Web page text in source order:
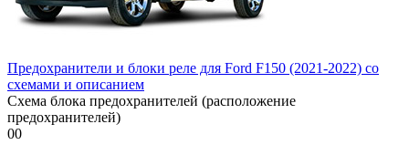
Предохранители и блоки реле для Ford F150 (2021-2022) со
схемами и описанием
Схема блока предохранителей (расположение
предохранителей)
00